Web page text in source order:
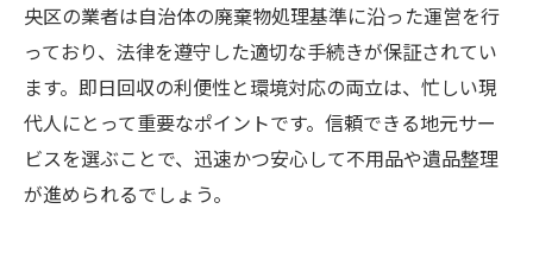
央区の業者は自治体の廃棄物処理基準に沿った運営を行
っており、法律を遵守した適切な手続きが保証されてい
ます。即日回収の利便性と環境対応の両立は、忙しい現
代人にとって重要なポイントです。信頼できる地元サー
ビスを選ぶことで、迅速かつ安心して不用品や遺品整理
が進められるでしょう。